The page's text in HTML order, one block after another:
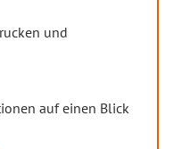
und
auf einen Blick